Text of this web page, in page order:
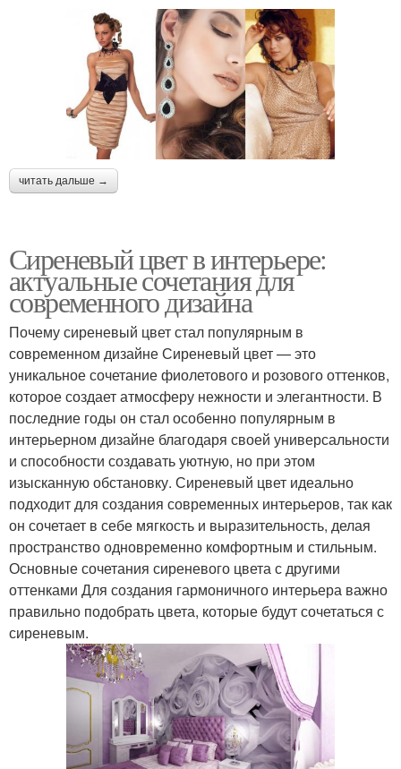
читать дальше →
Сиреневый цвет в интерьере:
актуальные сочетания для
современного дизайна
Почему сиреневый цвет стал популярным в
современном дизайне Сиреневый цвет — это
уникальное сочетание фиолетового и розового оттенков,
которое создает атмосферу нежности и элегантности. В
последние годы он стал особенно популярным в
интерьерном дизайне благодаря своей универсальности
и способности создавать уютную, но при этом
изысканную обстановку. Сиреневый цвет идеально
подходит для создания современных интерьеров, так как
он сочетает в себе мягкость и выразительность, делая
пространство одновременно комфортным и стильным.
Основные сочетания сиреневого цвета с другими
оттенками Для создания гармоничного интерьера важно
правильно подобрать цвета, которые будут сочетаться с
сиреневым.